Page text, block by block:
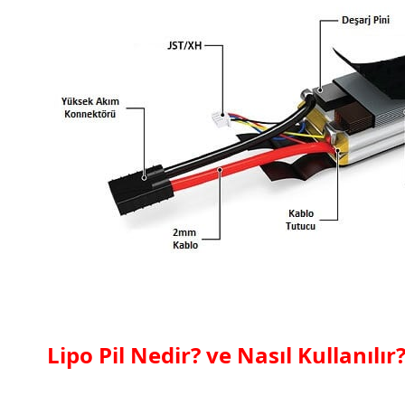
Lipo Pil Nedir? ve Nasıl Kullanılır?